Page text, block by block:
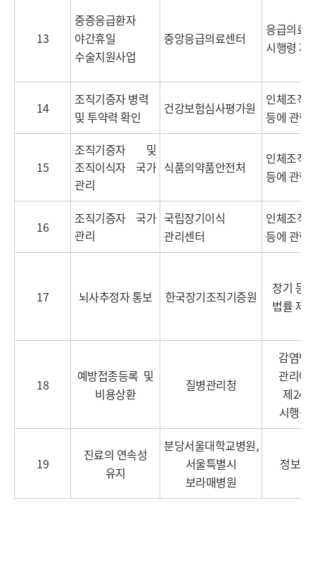
13
중증응급환자
야간휴일
수술지원사업
중앙응급의료센터
응급의료
시행령 제
14
조직기증자 병력
및 투약력 확인
건강보험심사평가원
인체조직
등에 관한
15
조직기증자 및
조직이식자 국가
관리
식품의약품안전처
인체조직
등에 관한
16
조직기증자 국가
관리
국립장기이식
관리센터
인체조직
등에 관한
17 뇌사추정자 통보 한국장기조직기증원
장기 등
법률 제
18
예방접종등록 및
비용상환
질병관리청
감염병
관리에
제24
시행규
19
진료의 연속성
유지
분당서울대학교병원,
서울특별시
보라매병원
정보주